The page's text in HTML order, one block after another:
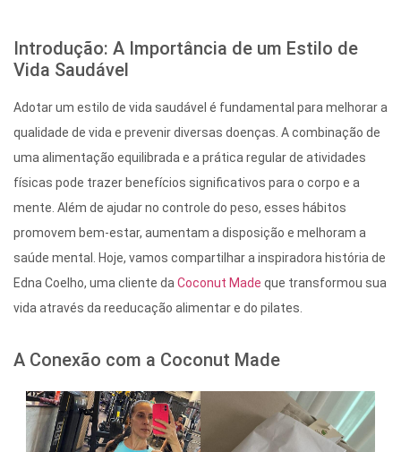
Introdução: A Importância de um Estilo de
Vida Saudável
Adotar um estilo de vida saudável é fundamental para melhorar a
qualidade de vida e prevenir diversas doenças. A combinação de
uma alimentação equilibrada e a prática regular de atividades
físicas pode trazer benefícios significativos para o corpo e a
mente. Além de ajudar no controle do peso, esses hábitos
promovem bem-estar, aumentam a disposição e melhoram a
saúde mental. Hoje, vamos compartilhar a inspiradora história de
Edna Coelho, uma cliente daCoconut Made que transformou sua
vida através da reeducação alimentar e do pilates.
A Conexão com a Coconut Made